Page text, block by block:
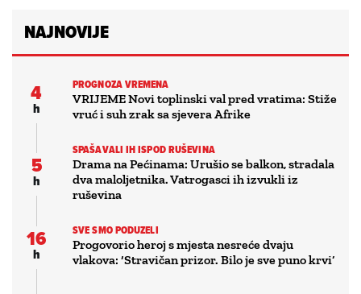
NAJNOVIJE
4
h
PROGNOZA VREMENA
VRIJEME Novi toplinski val pred vratima: Stiže
vruć i suh zrak sa sjevera Afrike
5
h
SPAŠAVALI IH ISPOD RUŠEVINA
Drama na Pećinama: Urušio se balkon, stradala
dva maloljetnika. Vatrogasci ih izvukli iz
ruševina
16
h
SVE SMO PODUZELI
Progovorio heroj s mjesta nesreće dvaju
vlakova: ‘Stravičan prizor. Bilo je sve puno krvi’